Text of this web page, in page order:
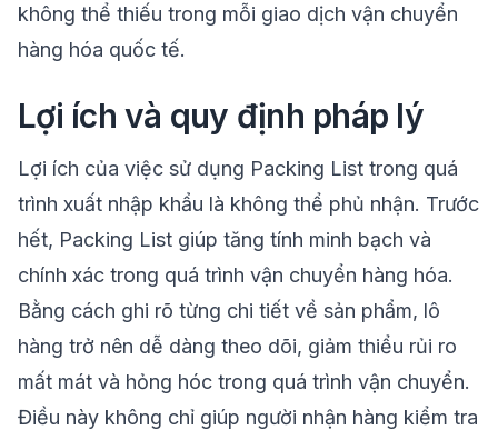
không thể thiếu trong mỗi giao dịch vận chuyển
hàng hóa quốc tế.
Lợi ích và quy định pháp lý
Lợi ích của việc sử dụng Packing List trong quá
trình xuất nhập khẩu là không thể phủ nhận. Trước
hết, Packing List giúp tăng tính minh bạch và
chính xác trong quá trình vận chuyển hàng hóa.
Bằng cách ghi rõ từng chi tiết về sản phẩm, lô
hàng trở nên dễ dàng theo dõi, giảm thiểu rủi ro
mất mát và hỏng hóc trong quá trình vận chuyển.
Điều này không chỉ giúp người nhận hàng kiểm tra